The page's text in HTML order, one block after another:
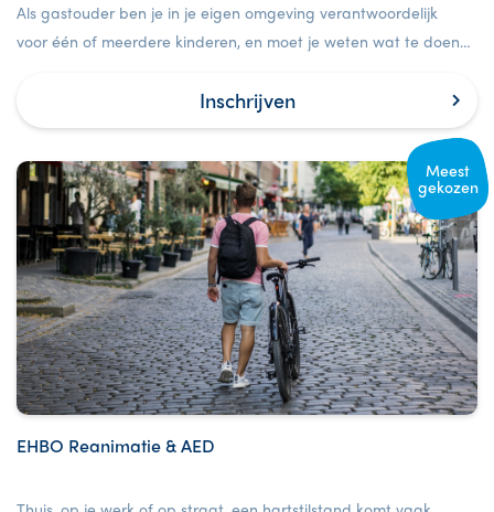
Als gastouder ben je in je eigen omgeving verantwoordelijk
voor één of meerdere kinderen, en moet je weten wat te doen
Inschrijven
Meest
gekozen
EHBO Reanimatie & AED